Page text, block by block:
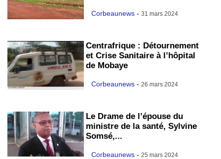
Corbeaunews - 31 mars 2024
Centrafrique : Détournement
et Crise Sanitaire à l’hôpital
de Mobaye
Corbeaunews - 26 mars 2024
Le Drame de l’épouse du
ministre de la santé, Sylvine
Somsé,...
Corbeaunews - 25 mars 2024